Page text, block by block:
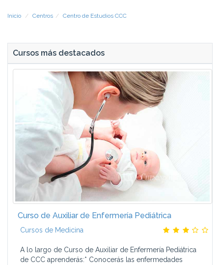
Inicio Centros Centro de Estudios CCC
Cursos más destacados
Curso de Auxiliar de Enfermería Pediátrica
Cursos de Medicina
A lo largo de Curso de Auxiliar de Enfermería Pediátrica
de CCC aprenderás:* Conocerás las enfermedades